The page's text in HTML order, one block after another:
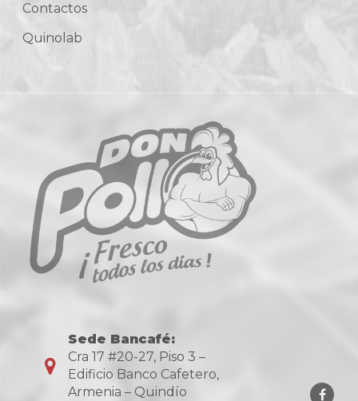
Contactos
Quinolab
Sede Bancafé:
Cra 17 #20-27, Piso 3 –
Edificio Banco Cafetero,
Armenia – Quindío